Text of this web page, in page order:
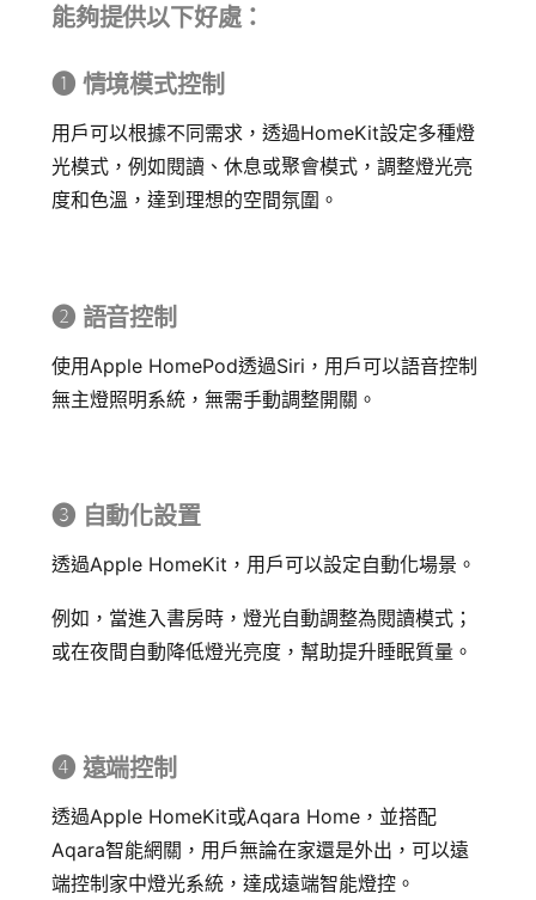
能夠提供以下好處：
➊ 情境模式控制
用戶可以根據不同需求，透過HomeKit設定多種燈
光模式，例如閱讀、休息或聚會模式，調整燈光亮
度和色溫，達到理想的空間氛圍。
➋ 語音控制
使用Apple HomePod透過Siri，用戶可以語音控制
無主燈照明系統，無需手動調整開關。
➌ 自動化設置
透過Apple HomeKit，用戶可以設定自動化場景。
例如，當進入書房時，燈光自動調整為閱讀模式；
或在夜間自動降低燈光亮度，幫助提升睡眠質量。
➍ 遠端控制
透過Apple HomeKit或Aqara Home，並搭配
Aqara智能網關，用戶無論在家還是外出，可以遠
端控制家中燈光系統，達成遠端智能燈控。